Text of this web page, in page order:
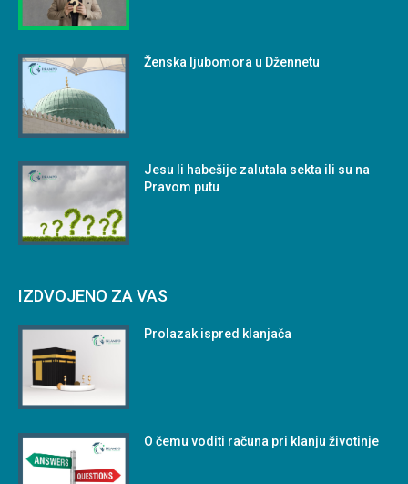
Ženska ljubomora u Džennetu
Jesu li habešije zalutala sekta ili su na
Pravom putu
IZDVOJENO ZA VAS
Prolazak ispred klanjača
O čemu voditi računa pri klanju životinje